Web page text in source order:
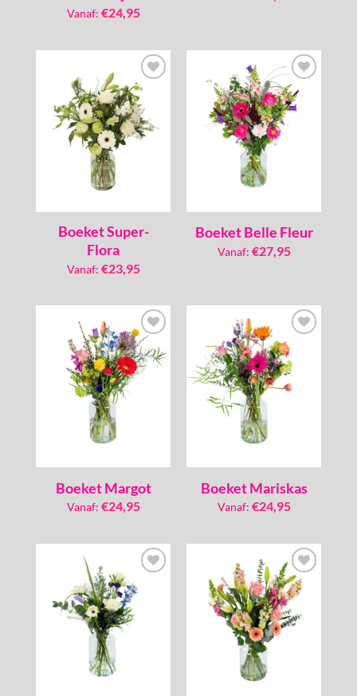
Vanaf: €24,95
Toevoegen
aan
verlanglijst
Boeket Super-
Flora
Vanaf: €23,95
Toevoegen
aan
verlanglijst
Boeket Belle Fleur
Vanaf: €27,95
Toevoegen
aan
verlanglijst
Boeket Margot
Vanaf: €24,95
Toevoegen
aan
verlanglijst
Boeket Mariskas
Vanaf: €24,95
Toevoegen
aan
verlanglijst
Toevoegen
aan
verlanglijst